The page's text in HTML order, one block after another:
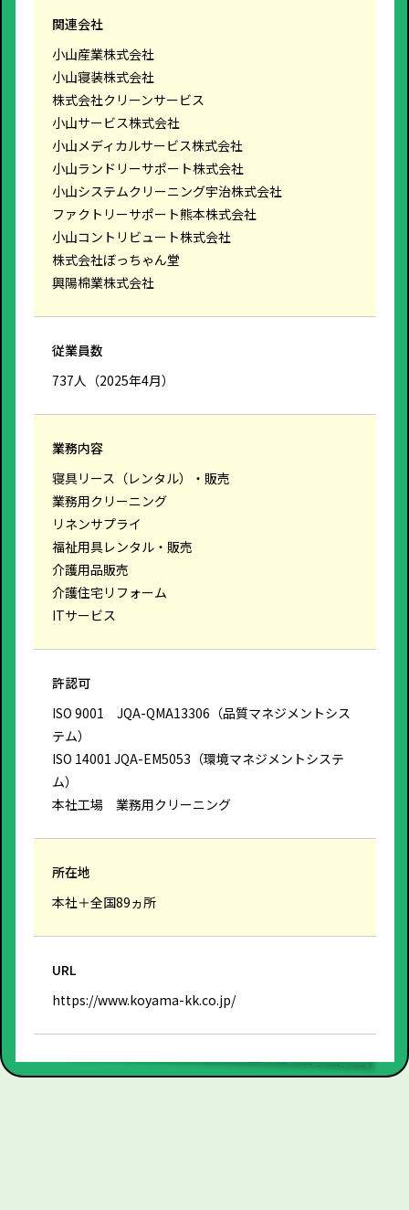
関連会社
小山産業株式会社
小山寝装株式会社
株式会社クリーンサービス
小山サービス株式会社
小山メディカルサービス株式会社
小山ランドリーサポート株式会社
小山システムクリーニング宇治株式会社
ファクトリーサポート熊本株式会社
小山コントリビュート株式会社
株式会社ぼっちゃん堂
興陽棉業株式会社
従業員数
737人（2025年4月）
業務内容
寝具リース（レンタル）・販売
業務用クリーニング
リネンサプライ
福祉用具レンタル・販売
介護用品販売
介護住宅リフォーム
ITサービス
許認可
ISO 9001 JQA-QMA13306（品質マネジメントシス
テム）
ISO 14001 JQA-EM5053（環境マネジメントシステ
ム）
本社工場 業務用クリーニング
所在地
本社＋全国89ヵ所
URL
https://www.koyama-kk.co.jp/